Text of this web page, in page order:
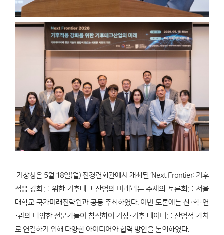
기상청은 5월 18일(월) 전경련회관에서 개최된 ‘Next Frontier: 기후
적응 강화를 위한 기후테크 산업의 미래’라는 주제의 토론회를 서울
대학교 국가미래전략원과 공동 주최하였다. 이번 토론에는 산·학·연
·관의 다양한 전문가들이 참석하여 기상·기후 데이터를 산업적 가치
로 연결하기 위해 다양한 아이디어와 협력 방안을 논의하였다.